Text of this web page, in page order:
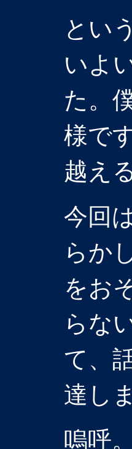
とい
いよ
た。
様で
越え
今回
らか
をお
らな
て、
達し
嗚呼